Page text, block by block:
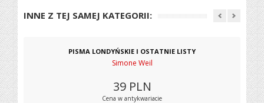
INNE Z TEJ SAMEJ KATEGORII:
PISMA LONDYŃSKIE I OSTATNIE LISTY
Simone Weil
39 PLN
Cena w antykwariacie